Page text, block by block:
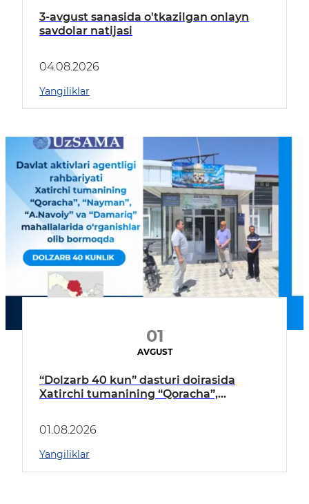
3-avgust sanasida o'tkazilgan onlayn
savdolar natijasi
04.08.2026
Yangiliklar
01
AVGUST
“Dolzarb 40 kun” dasturi doirasida
Xatirchi tumanining “Qoracha”,
borildi
01.08.2026
Yangiliklar